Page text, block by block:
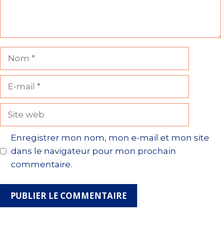
Nom
Site
Enregistrer mon nom, mon e-mail et mon site
dans le navigateur pour mon prochain
commentaire.